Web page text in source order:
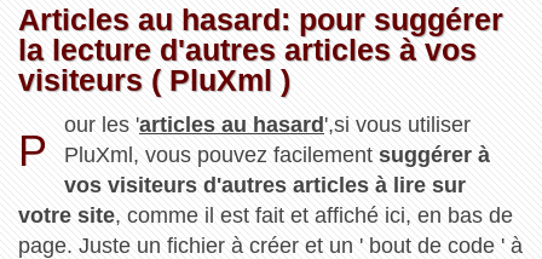
Articles au hasard: pour suggérer
la lecture d'autres articles à vos
visiteurs ( PluXml )
P
our les 'articles au hasard',si vous utiliser
PluXml, vous pouvez facilementsuggérer à
vos visiteurs d'autres articles à lire sur
votre site, comme il est fait et affiché ici, en bas de
page. Juste un fichier à créer et un ' bout de code ' à